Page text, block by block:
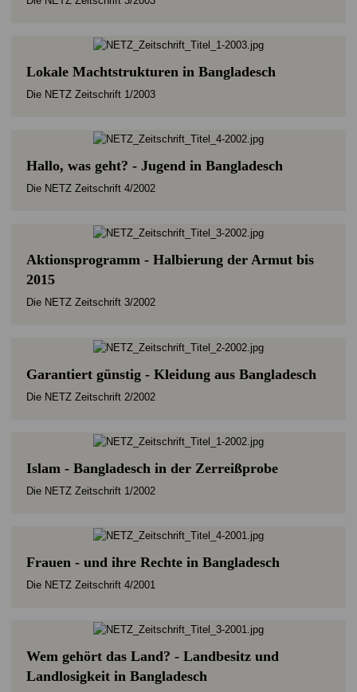
Lokale Machtstrukturen in Bangladesch
Die NETZ Zeitschrift 1/2003
Hallo, was geht? - Jugend in Bangladesch
Die NETZ Zeitschrift 4/2002
Aktionsprogramm - Halbierung der Armut bis
2015
Die NETZ Zeitschrift 3/2002
Garantiert günstig - Kleidung aus Bangladesch
Die NETZ Zeitschrift 2/2002
Islam - Bangladesch in der Zerreißprobe
Die NETZ Zeitschrift 1/2002
Frauen - und ihre Rechte in Bangladesch
Die NETZ Zeitschrift 4/2001
Wem gehört das Land? - Landbesitz und
Landlosigkeit in Bangladesch